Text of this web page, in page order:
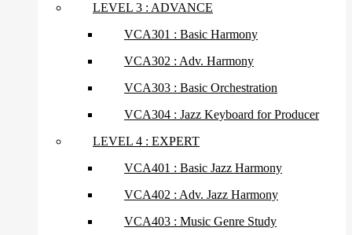
LEVEL 3 : ADVANCE
VCA301 : Basic Harmony
VCA302 : Adv. Harmony
VCA303 : Basic Orchestration
VCA304 : Jazz Keyboard for Producer
LEVEL 4 : EXPERT
VCA401 : Basic Jazz Harmony
VCA402 : Adv. Jazz Harmony
VCA403 : Music Genre Study